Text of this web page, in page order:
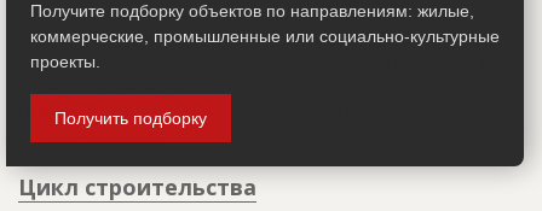
строительные организации делают свои добавления
(например, вторая очередь). В официальных документах
должен присутствовать официальный строительный адрес,
квартира с большой кладовой", которые годятся только
для переговоров.
Цикл строительства
Получите подборку объектов по направлениям: жилые,
коммерческие, промышленные или социально-культурные
проекты.
Получить подборку